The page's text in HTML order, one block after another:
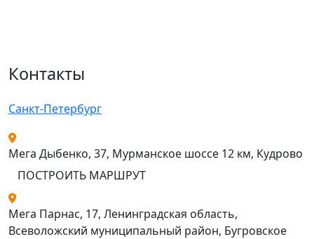
Контакты
Санкт-Петербург
Мега Дыбенко, 37, Мурманское шоссе 12 км, Кудрово
ПОСТРОИТЬ МАРШРУТ
Мега Парнас, 17, Ленинградская область,
Всеволожский муниципальный район, Бугровское